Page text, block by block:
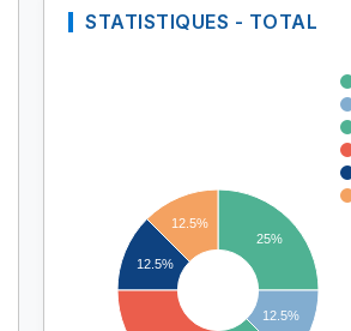
Affichage par
STATISTIQUES - TOTAL
25%
12.5%
12.5%
12.5%